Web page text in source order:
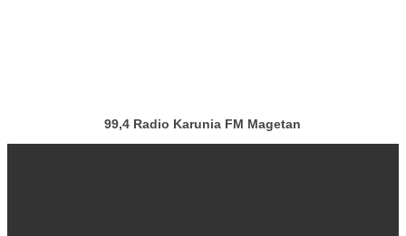
99,4 Radio Karunia FM Magetan